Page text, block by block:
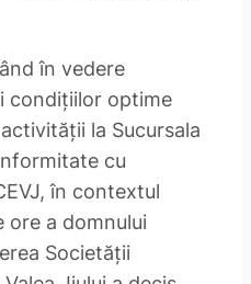
în vedere
condițiilor optime
la Sucursala
cu
în contextul
ore a domnului
Societății